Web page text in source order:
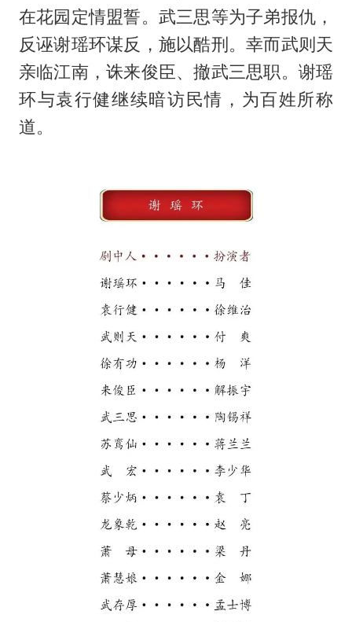
在花园定情盟誓。武三思等为子弟报仇，
反诬谢瑶环谋反，施以酷刑。幸而武则天
亲临江南，诛来俊臣、撤武三思职。谢瑶
环与袁行健继续暗访民情，为百姓所称
道。